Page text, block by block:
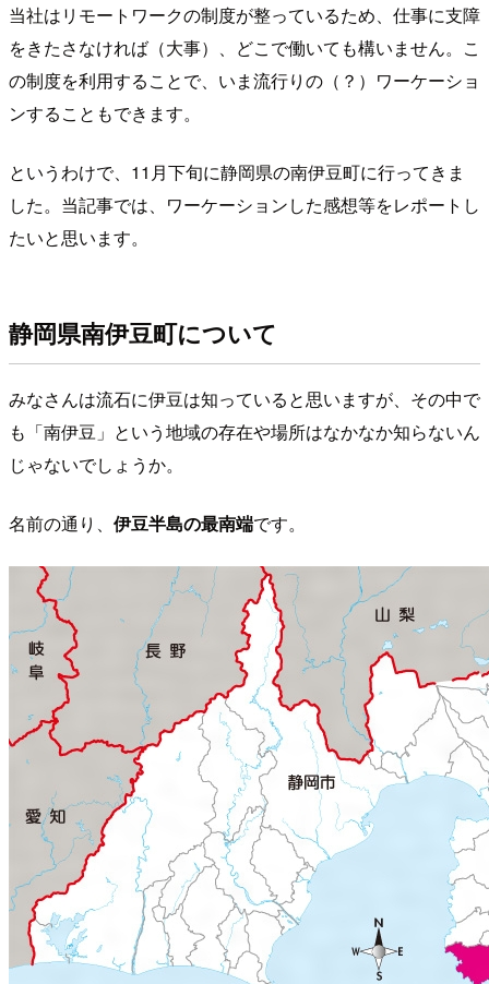
当社はリモートワークの制度が整っているため、仕事に支障
をきたさなければ（大事）、どこで働いても構いません。こ
の制度を利用することで、いま流行りの（？）ワーケーショ
ンすることもできます。
というわけで、11月下旬に静岡県の南伊豆町に行ってきま
した。当記事では、ワーケーションした感想等をレポートし
たいと思います。
静岡県南伊豆町について
みなさんは流石に伊豆は知っていると思いますが、その中で
も「南伊豆」という地域の存在や場所はなかなか知らないん
じゃないでしょうか。
名前の通り、 伊豆半島の最南端です。